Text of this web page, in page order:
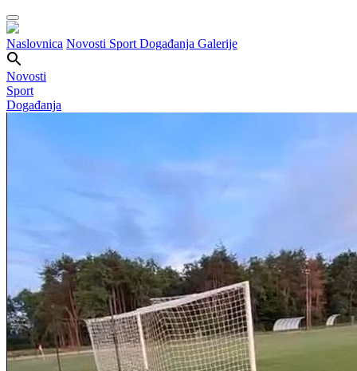
Naslovnica Novosti Sport Događanja Galerije
Novosti
Sport
Događanja